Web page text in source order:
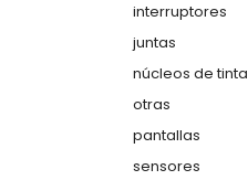
interruptores
juntas
núcleos de tinta
otras
pantallas
sensores